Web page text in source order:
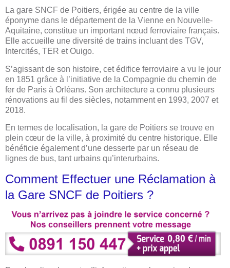
La gare SNCF de Poitiers, érigée au centre de la ville
éponyme dans le département de la Vienne en Nouvelle-
Aquitaine, constitue un important nœud ferroviaire français.
Elle accueille une diversité de trains incluant des TGV,
Intercités, TER et Ouigo.
S’agissant de son histoire, cet édifice ferroviaire a vu le jour
en 1851 grâce à l’initiative de la Compagnie du chemin de
fer de Paris à Orléans. Son architecture a connu plusieurs
rénovations au fil des siècles, notamment en 1993, 2007 et
2018.
En termes de localisation, la gare de Poitiers se trouve en
plein cœur de la ville, à proximité du centre historique. Elle
bénéficie également d’une desserte par un réseau de
lignes de bus, tant urbains qu’interurbains.
Comment Effectuer une Réclamation à
la Gare SNCF de Poitiers ?